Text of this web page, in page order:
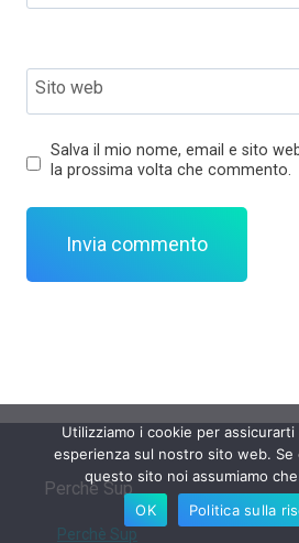
Sito web
Salva il mio nome, email e sito
la prossima volta che commento.
Perchè Sup
Perchè Sup
Utilizziamo i cookie per
esperienza sul nostro sito web. Se
questo sito noi assumiamo
OK
Politica sulla